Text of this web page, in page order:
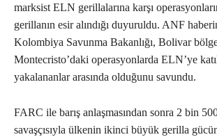
marksist ELN gerillalarına karşı
gerillanın esir alındığı duyuruldu. ANF
Kolombiya Savunma Bakanlığı, Bolivar
Montecristo’daki operasyonlarda ELN’ye
yakalananlar arasında olduğunu savundu.
FARC ile barış anlaşmasından sonra 2 bin
savaşçısıyla ülkenin ikinci büyük gerilla